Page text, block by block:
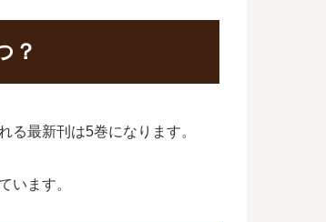
？
最新刊は5巻になります。
います。